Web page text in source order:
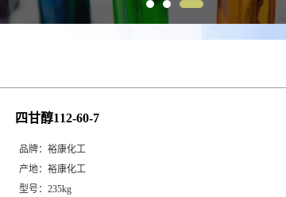
四甘醇112-60-7
品牌： 裕康化工
产地： 裕康化工
型号： 235kg